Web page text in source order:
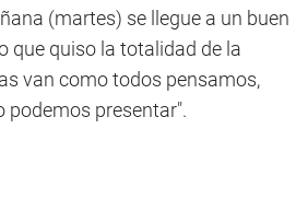
(martes) se llegue a un buen
que quiso la totalidad de la
van como todos pensamos,
podemos presentar".